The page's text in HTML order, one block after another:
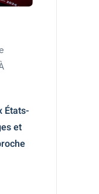
États-
et